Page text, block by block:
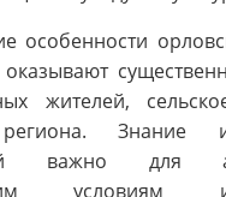
особенности
жителей,
региона.
важно для
условиям